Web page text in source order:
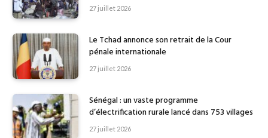
27 juillet 2026
Le Tchad annonce son retrait de la Cour
pénale internationale
27 juillet 2026
Sénégal : un vaste programme
d’électrification rurale lancé dans 753 villages
27 juillet 2026